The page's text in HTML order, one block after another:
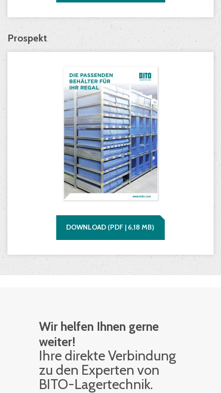
Prospekt
DOWNLOAD (PDF | 6,18 MB)
Wir helfen Ihnen gerne
weiter!
Ihre di­rek­te Ver­bin­dung
zu den Ex­per­ten von
BITO-La­ger­tech­nik.